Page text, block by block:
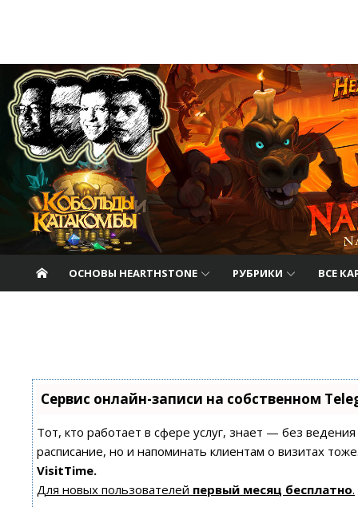
Hearthstone.
ОСНОВЫ HEARTHSTONE РУБРИКИ ВСЕ
Сервис онлайн-записи на собственном
Тот, кто работает в сфере услуг, знает — без
расписание, но и напоминать клиентам о визитах
VisitTime.
Для новых пользователей первый месяц бесплатно.